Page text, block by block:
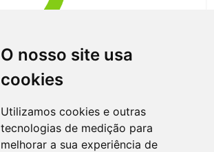
O nosso site usa
cookies
Utilizamos cookies e outras
tecnologias de medição para
melhorar a sua experiência de